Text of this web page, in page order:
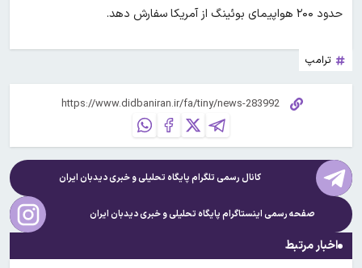
حدود ۲۰۰ هواپیمای بوئینگ از آمریکا سفارش دهد.
ترامپ
کانال رسمی تلگرام پایگاه تحلیلی و خبریدیدبان ایران
صفحه رسمی اینستاگرام پایگاه تحلیلی و خبریدیدبان ایران
اخبار مرتبط